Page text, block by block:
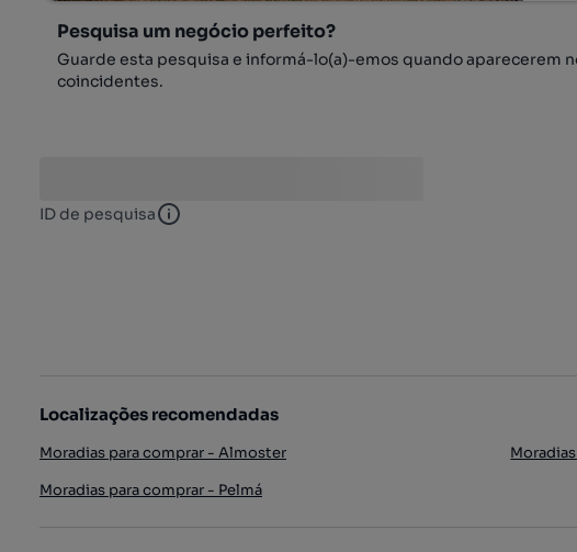
Pesquisa um negócio perfeito?
Guarde esta pesquisa e informá-lo(a)-emos quando aparecerem
coincidentes.
ID de pesquisa ID de pesquisa
Localizações recomendadas
Moradias para comprar - Almoster
Moradias para comprar - Pelmá